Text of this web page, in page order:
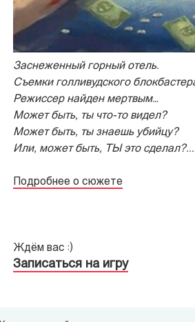
Заснеженный горный отель.
Съемки голливудского
Режиссер найден мертвым…
Может быть, ты что-то видел?
Может быть, ты знаешь убийцу?
Или, может быть, ТЫ это сделал?...
Подробнее о сюжете
Ждём вас :)
Записаться на игру